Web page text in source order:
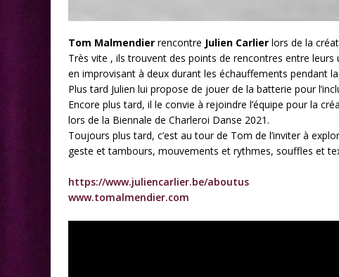
Tom Malmendier rencontre Julien Carlier lors de la
Très vite , ils trouvent des points de rencontres entre
en improvisant à deux durant les échauffements pendant
Plus tard Julien lui propose de jouer de la batterie pour
Encore plus tard, il le convie à rejoindre l’équipe pour la
lors de la Biennale de Charleroi Danse 2021.
Toujours plus tard, c’est au tour de Tom de l’inviter à
geste et tambours, mouvements et rythmes, souffles et
https://www.juliencarlier.be/aboutus
www.tomalmendier.com